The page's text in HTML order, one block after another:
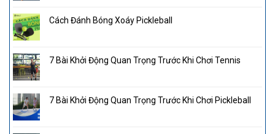
Cách Đánh Bóng Xoáy Pickleball
7 Bài Khởi Động Quan Trọng Trước Khi Chơi Tennis
7 Bài Khởi Động Quan Trọng Trước Khi Chơi Pickleball